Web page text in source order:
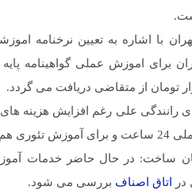
با اشاره به تعیین نرخنامه
برای اموزش عملی گواهینامه
رانندگی علی رغم افزایش هزینه
است.
ساخت: در حال حاضر خدمات
اتاق اصناف بررسی می شود.